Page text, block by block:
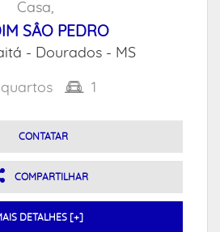
Casa,
SÂO PEDRO
- Dourados - MS
quartos 1
CONTATAR
COMPARTILHAR
DETALHES [+]